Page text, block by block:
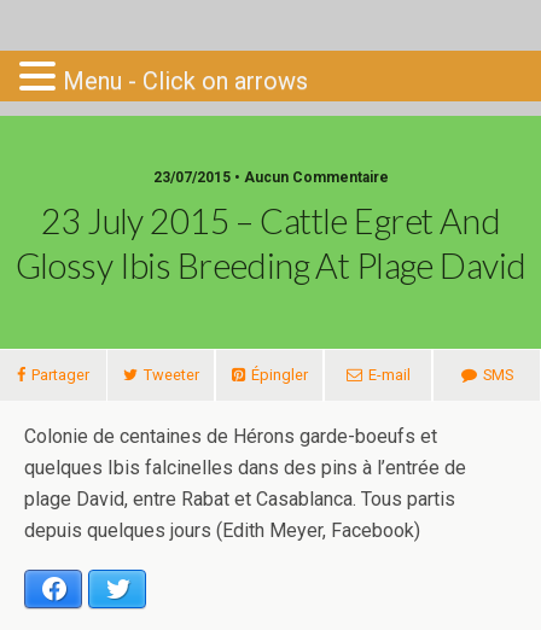
Go-South
23/07/2015 • Aucun Commentaire
23 July 2015 – Cattle Egret And
Glossy Ibis Breeding At Plage David
Partager Tweeter Épingler E-mail SMS
Colonie de centaines de Hérons garde-boeufs et
quelques Ibis falcinelles dans des pins à l’entrée de
plage David, entre Rabat et Casablanca. Tous partis
depuis quelques jours (Edith Meyer, Facebook)
Facebook
Menu - Click on arrows